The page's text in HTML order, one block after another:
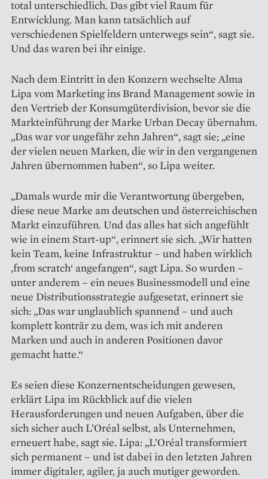
total unterschiedlich. Das gibt viel Raum für
Entwicklung. Man kann tatsächlich auf
verschiedenen Spielfeldern unterwegs sein“, sagt sie.
Und das waren bei ihr einige.
Nach dem Eintritt in den ­Konzern wechselte Alma
Lipa vom Marketing ins Brand ­Management ­sowie in
den Vertrieb der Konsum­güter­division, bevor sie die
Markteinführung der Marke Urban Decay übernahm.
„Das war vor ungefähr zehn Jahren“, sagt sie; „eine
der vielen neuen Marken, die wir in den vergangenen
Jahren übernommen haben“, so Lipa weiter.
„Damals wurde mir die Verantwortung übergeben,
diese neue Marke am deutschen und österreichischen
Markt einzuführen. Und das alles hat sich angefühlt
wie in einem Start-up“, erinnert sie sich. „Wir hatten
kein Team, keine Infrastruktur – und haben wirklich
‚from scratch‘ angefangen“, sagt Lipa. So wurden –
unter anderem – ein neues Businessmodell und eine
neue Distributionsstrategie aufgesetzt, erinnert sie
sich: „Das war unglaublich spannend – und auch
komplett konträr zu dem, was ich mit anderen
Marken und auch in anderen Positionen davor
gemacht hatte.“
Es seien diese Konzern­entscheidungen gewesen,
erklärt Lipa im Rückblick auf die vielen
Herausforderungen und neuen Aufgaben, über die
sich sicher auch L’Oréal selbst, als Unternehmen,
erneuert habe, sagt sie. Lipa: „L’Oréal trans­formiert
sich permanent – und ist dabei in den letzten Jahren
immer digitaler, agiler, ja auch mutiger geworden.